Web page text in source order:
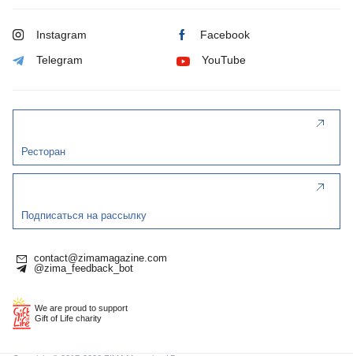
Instagram Facebook
Telegram YouTube
Ресторан
Подписаться на рассылку
contact@zimamagazine.com
@zima_feedback_bot
We are proud to support
Gift of Life charity